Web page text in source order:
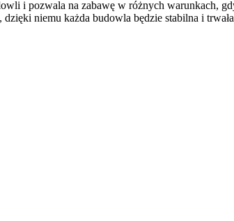
i pozwala na zabawę w różnych warunkach,
niemu każda budowla będzie stabilna i